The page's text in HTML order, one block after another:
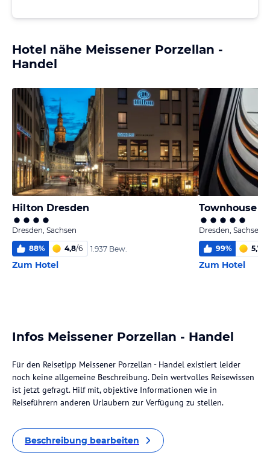
Hotel nähe Meissener Porzellan -
Handel
Hilton Dresden
Dresden, Sachsen
88% 4,8/6 1.937 Bew.
Zum Hotel
Townhouse
Dresden, Sachsen
99% 5,7
Zum Hotel
Infos Meissener Porzellan - Handel
Für den Reisetipp Meissener Porzellan - Handel existiert leider
noch keine allgemeine Beschreibung. Dein wertvolles Reisewissen
ist jetzt gefragt. Hilf mit, objektive Informationen wie in
Reiseführern anderen Urlaubern zur Verfügung zu stellen.
Beschreibung bearbeiten